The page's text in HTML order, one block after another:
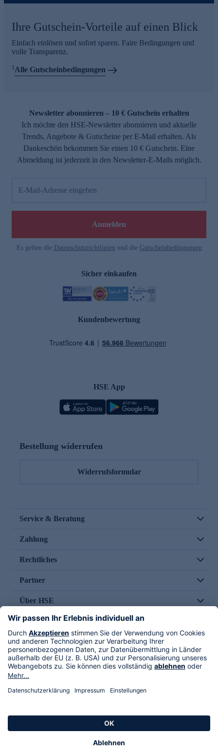
Ihre Gutschein-Vorteile auf einen Blick
Einfach einlösen und sofort sparen. Faire Bedingungen und
volle Transparenz.
1Alle Gutscheinbedingungen
Newsletter abonnieren – 10 € Gutschein erhalten
Ich möchte den HSE-Newsletter abonnieren und aktuelle
Trends, Angebote & Gutscheine per E-Mail erhalten. Als
Dankeschön bekommen Sie einen 10 € Gutschein. Eine
Abmeldung ist jederzeit in den Newsletter-E-Mails möglich.
E-Mail-Adresse eingeben
Anmelden
Es gelten die Datenschutzrichtlinien und die Gutscheinbedingungen
Sicher einkaufen
Kundenbewertung
HSE App
Bestellung widerrufen
Widerrufsformular
Service & Beratung
Zahlung
Rechtliches
Partner
Über HSE
Im TV
HSE International